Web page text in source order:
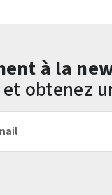
à la
obtenez